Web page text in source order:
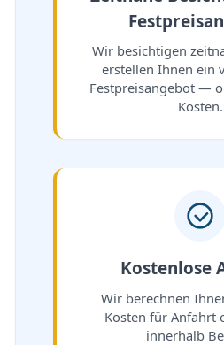
Wir besichtigen
erstellen Ihnen ein
Festpreisangebot —
Kosten.
Kostenlose
Wir berechnen
Kosten für Anfahrt
innerhalb